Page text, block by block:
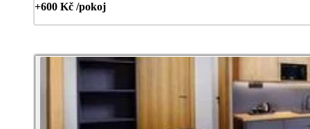
+600 Kč /pokoj